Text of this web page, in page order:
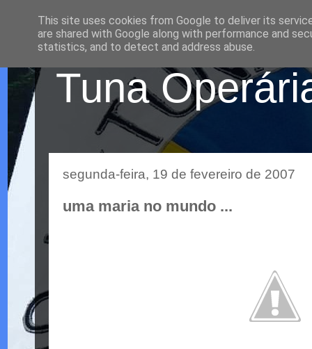
Tuna
segunda-feira, 19 de fevereiro de 2007
uma maria no mundo ...
This site uses cookies from Google to deliver its
are shared with Google along with performance and
statistics, and to detect and address abuse.